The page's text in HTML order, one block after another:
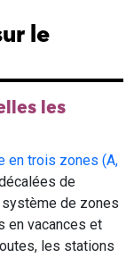
le
les
en trois zones (A,
de
de zones
en vacances et
les stations